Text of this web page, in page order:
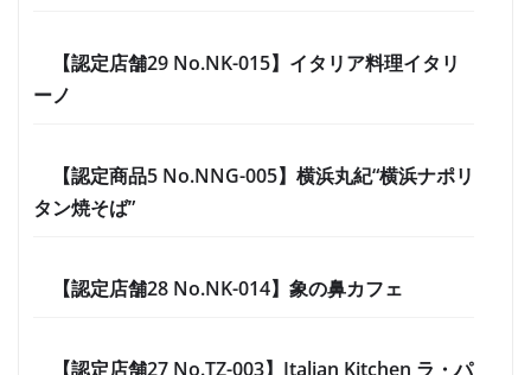
【認定店舗29 No.NK-015】イタリア料理イタリ
ーノ
【認定商品5 No.NNG-005】横浜丸紀“横浜ナポリ
タン焼そば”
【認定店舗28 No.NK-014】象の鼻カフェ
【認定店舗27 No.TZ-003】Italian Kitchen ラ・パ